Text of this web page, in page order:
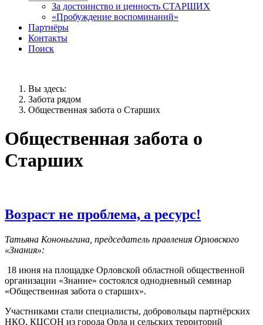
За достоинство и ценность СТАРШИХ
«Пробуждение воспоминаний»
Партнёры
Контакты
Поиск
Вы здесь:
Забота рядом
Общественная забота о Старших
Общественная забота о
Старших
Возраст не проблема, а ресурс!
Татьяна Кононыгина, председатель правления Орловского
«Знания»:
18 июня на площадке Орловской областной общественной
организации «Знание» состоялся однодневный семинар
«Общественная забота о старших».
Участниками стали специалисты, добровольцы партнёрских
НКО, КЦСОН из города Орла и сельских территорий